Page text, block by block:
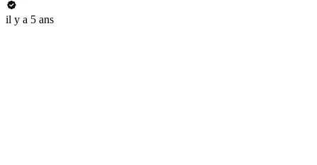
il y a 5 ans